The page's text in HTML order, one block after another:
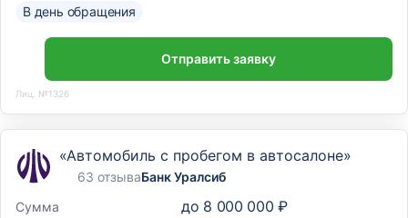
В день обращения
Отправить заявку
Лиц. №1326
«Автомобиль с пробегом в автосалоне»
63 отзываБанк Уралсиб
Сумма
до 8 000 000 ₽